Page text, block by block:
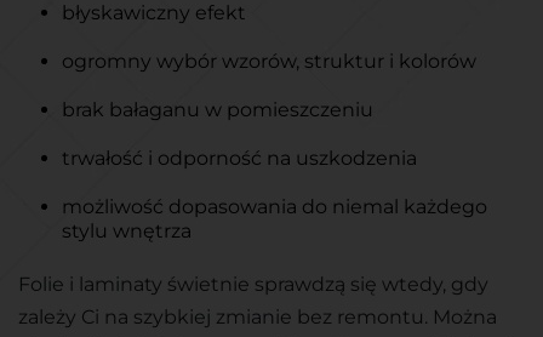
błyskawiczny efekt
ogromny wybór wzorów, struktur i kolorów
brak bałaganu w pomieszczeniu
trwałość i odporność na uszkodzenia
możliwość dopasowania do niemal każdego
stylu wnętrza
Folie i laminaty świetnie sprawdzą się wtedy, gdy
zależy Ci na szybkiej zmianie bez remontu. Można